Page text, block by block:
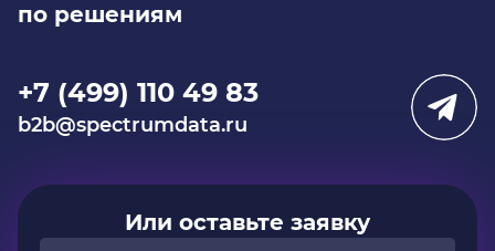
по решениям
+7 (499) 110 49 83
b2b@spectrumdata.ru
Или оставьте заявку